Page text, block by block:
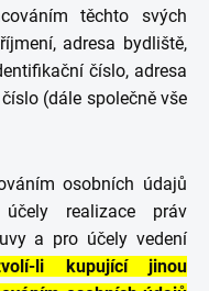
těchto svých
adresa bydliště,
číslo, adresa
(dále společně vše
osobních údajů
realizace práv
a pro účely vedení
li kupující jinou